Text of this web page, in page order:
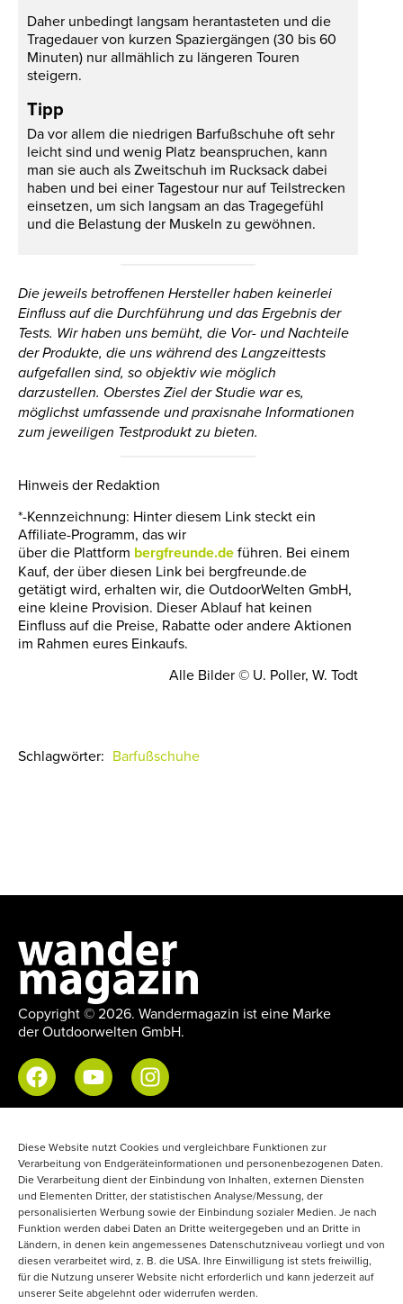
Diese Website nutzt Cookies und vergleichbare Funktionen zur
Verarbeitung von Endgeräteinformationen und personenbezogenen Daten.
Die Verarbeitung dient der Einbindung von Inhalten, externen Diensten
und Elementen Dritter, der statistischen Analyse/Messung, der
personalisierten Werbung sowie der Einbindung sozialer Medien. Je nach
Funktion werden dabei Daten an Dritte weitergegeben und an Dritte in
Ländern, in denen kein angemessenes Datenschutzniveau vorliegt und von
diesen verarbeitet wird, z. B. die USA. Ihre Einwilligung ist stets freiwillig,
für die Nutzung unserer Website nicht erforderlich und kann jederzeit auf
unserer Seite abgelehnt oder widerrufen werden.
Daher unbedingt langsam herantasteten und die
Tragedauer von kurzen Spaziergängen (30 bis 60
Minuten) nur allmählich zu längeren Touren
steigern.
Tipp
Da vor allem die niedrigen Barfußschuhe oft sehr
leicht sind und wenig Platz beanspruchen, kann
man sie auch als Zweitschuh im Rucksack dabei
haben und bei einer Tagestour nur auf Teilstrecken
einsetzen, um sich langsam an das Tragegefühl
und die Belastung der Muskeln zu gewöhnen.
Die jeweils betroffenen Hersteller haben keinerlei
Einfluss auf die Durchführung und das Ergebnis der
Tests. Wir haben uns bemüht, die Vor- und Nachteile
der Produkte, die uns während des Langzeittests
aufgefallen sind, so objektiv wie möglich
darzustellen. Oberstes Ziel der Studie war es,
möglichst umfassende und praxisnahe Informationen
zum jeweiligen Testprodukt zu bieten.
Hinweis der Redaktion
*-Kennzeichnung: Hinter diesem Link steckt ein
Affiliate-Programm, das wir
über die Plattform bergfreunde.deführen. Bei einem
Kauf, der über diesen Link bei bergfreunde.de
getätigt wird, erhalten wir, die OutdoorWelten GmbH,
eine kleine Provision. Dieser Ablauf hat keinen
Einfluss auf die Preise, Rabatte oder andere Aktionen
im Rahmen eures Einkaufs.
Alle Bilder © U. Poller, W. Todt
Schlagwörter: Barfußschuhe
Copyright © 2026. Wandermagazin ist eine Marke
der Outdoorwelten GmbH.
Datenschutzerklärung
Mediadaten
Newsletter
Erklärung zur Barrierefreiheit
Abo & Einzelhefte